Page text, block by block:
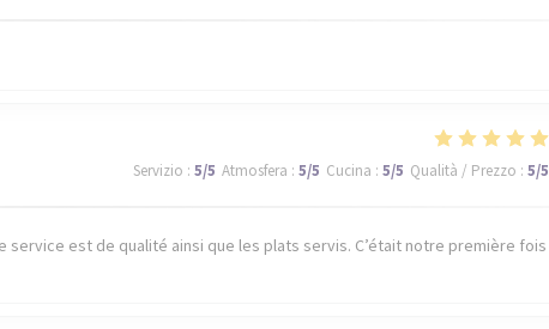
Servizio : 5/5 Atmosfera : 5/5 Cucina : 5/5 Qualità / Prezzo : 5/5
service est de qualité ainsi que les plats servis. C’était notre première fois